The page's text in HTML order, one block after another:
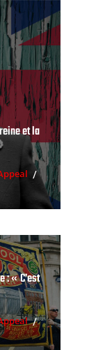
et la
: « C’est